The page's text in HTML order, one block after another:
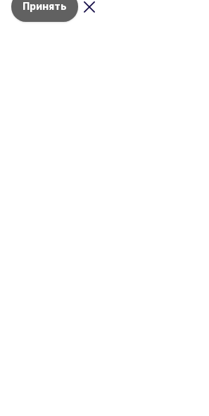
Принять
корреспондент «Победы26».